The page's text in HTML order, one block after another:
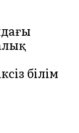
білім